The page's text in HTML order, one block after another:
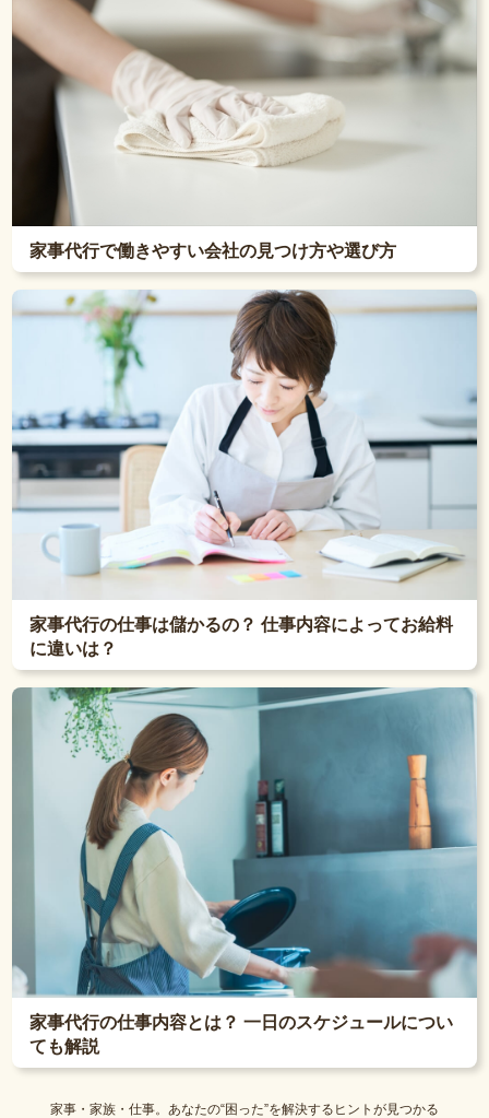
家事代行で働きやすい会社の見つけ方や選び方
家事代行の仕事は儲かるの？ 仕事内容によってお給料
に違いは？
家事代行の仕事内容とは？ 一日のスケジュールについ
ても解説
家事・家族・仕事。あなたの“困った”を解決するヒントが見つかる